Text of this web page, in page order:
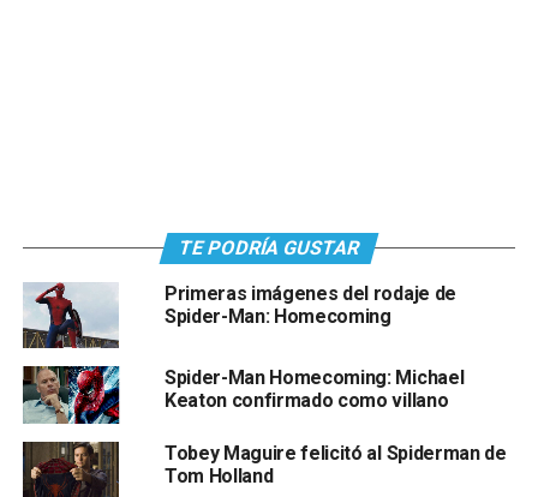
TE PODRÍA GUSTAR
Primeras imágenes del rodaje de
Spider-Man: Homecoming
Spider-Man Homecoming: Michael
Keaton confirmado como villano
Tobey Maguire felicitó al Spiderman de
Tom Holland